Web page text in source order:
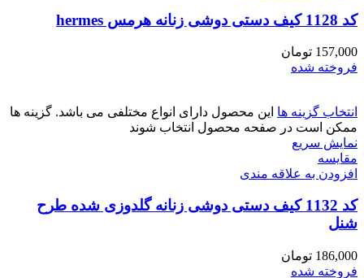
کد 1128 کیف دستی دوشی زنانه هرمس hermes
157,000 تومان
فروخته شده
انتخاب گزینه ها این محصول دارای انواع مختلفی می باشد. گزینه ها
ممکن است در صفحه محصول انتخاب شوند
نمایش سریع
مقايسه
افزودن به علاقه مندی
کد 1132 کیف دستی دوشی زنانه گلدوزی شده طرح
شنل
186,000 تومان
فروخته شده